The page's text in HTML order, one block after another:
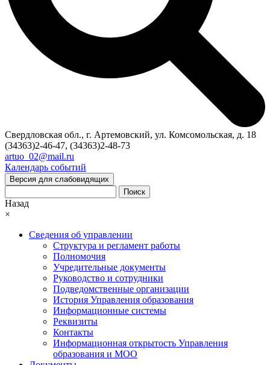
Свердловская обл., г. Артемовский, ул. Комсомольская, д. 18
(34363)2-46-47, (34363)2-48-73
artuo_02@mail.ru
Календарь событий
Версия для слабовидящих
Поиск
Назад
×
Сведения об управлении
Структура и регламент работы
Полномочия
Учредительные документы
Руководство и сотрудники
Подведомственные организации
История Управления образования
Информационные системы
Реквизиты
Контакты
Информационная открытость Управления
образования и МОО